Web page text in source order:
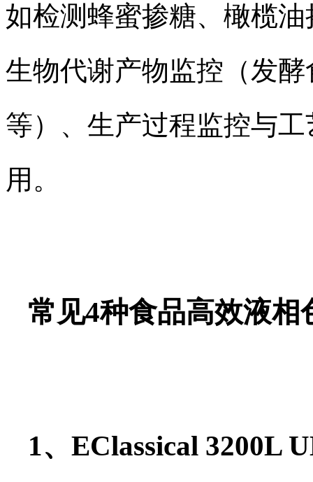
如检测蜂蜜掺糖、橄榄
生物代谢产物监控（发
等）、生产过程监控与
用。
常见4种食品高效液相
1、EClassical 3200L